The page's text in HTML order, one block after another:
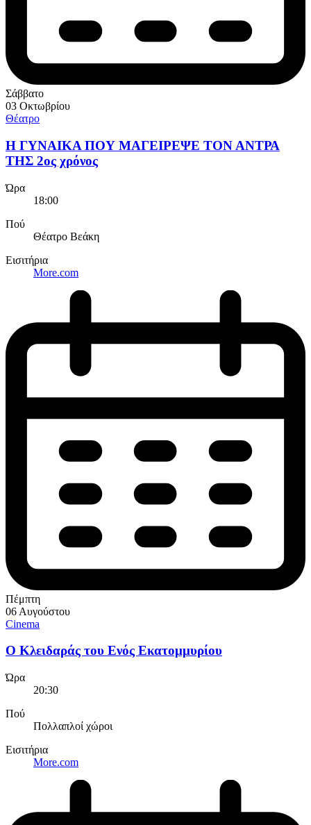
Σάββατο
03 Οκτωβρίου
Θέατρο
Η ΓΥΝΑΙΚΑ ΠΟΥ ΜΑΓΕΙΡΕΨΕ ΤΟΝ ΑΝΤΡΑ
ΤΗΣ 2ος χρόνος
Ώρα
18:00
Πού
Θέατρο Βεάκη
Εισιτήρια
More.com
Πέμπτη
06 Αυγούστου
Cinema
Ο Κλειδαράς του Ενός Εκατομμυρίου
Ώρα
20:30
Πού
Πολλαπλοί χώροι
Εισιτήρια
More.com